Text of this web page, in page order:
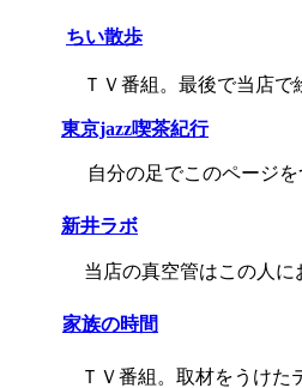
ちい散歩
ＴＶ番組。最後で当店
東京jazz喫茶紀行
自分の足でこのページ
新井ラボ
当店の真空管はこの人に
家族の時間
ＴＶ番組。取材をうけた